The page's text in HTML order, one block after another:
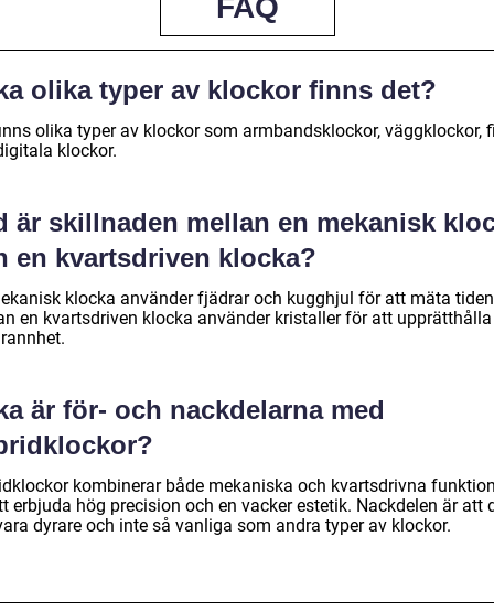
FAQ
olika typer av klockor finns det?
olika typer av klockor som armbandsklockor, väggklockor,
klockor.
är skillnaden mellan en mekanisk
en kvartsdriven klocka?
klocka använder fjädrar och kugghjul för att mäta tiden
en kvartsdriven klocka använder kristaller för att upprätthålla
är för- och nackdelarna med
kombinerar både mekaniska och kvartsdrivna
erbjuda hög precision och en vacker estetik. Nackdelen är att
dyrare och inte så vanliga som andra typer av klockor.